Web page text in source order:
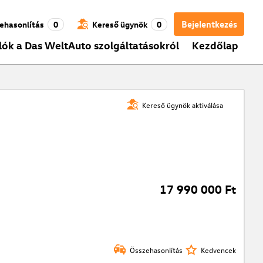
Bejelentkezés
0 Kereső ügynök 0
a Das WeltAuto szolgáltatásokról Kezdőlap
Kereső ügynök aktiválása
17 990 000 Ft
Összehasonlítás Kedvencek